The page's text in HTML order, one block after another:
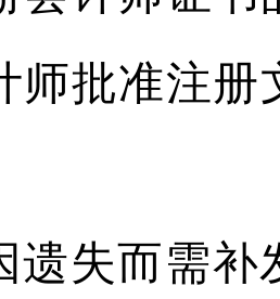
师批准注册
遗失而需